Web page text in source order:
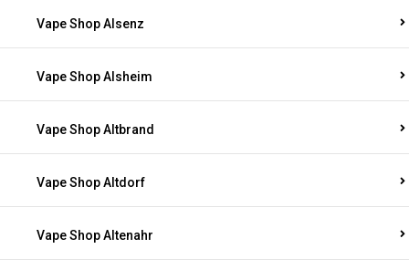
Vape Shop Alsenz
Vape Shop Alsheim
Vape Shop Altbrand
Vape Shop Altdorf
Vape Shop Altenahr